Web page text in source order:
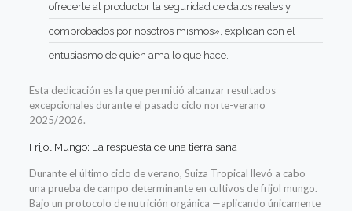
ofrecerle al productor la seguridad de datos reales y
comprobados por nosotros mismos», explican con el
entusiasmo de quien ama lo que hace.
Esta dedicación es la que permitió alcanzar resultados
excepcionales durante el pasado ciclo norte-verano
2025/2026.
Frijol Mungo: La respuesta de una tierra sana
Durante el último ciclo de verano, Suiza Tropical llevó a cabo
una prueba de campo determinante en cultivos de frijol mungo.
Bajo un protocolo de nutrición orgánica —aplicando únicamente